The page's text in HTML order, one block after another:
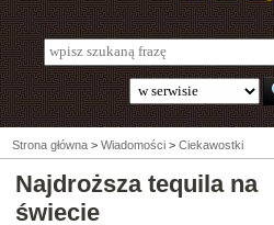
Strona główna > Wiadomości > Ciekawostki
Najdroższa tequila na
świecie